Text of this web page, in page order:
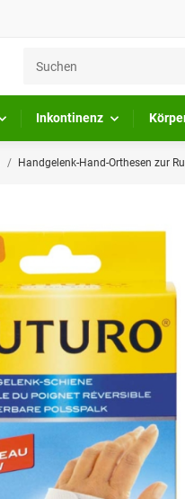
Inkontinenz
Handgelenk-Hand-Orthesen zur